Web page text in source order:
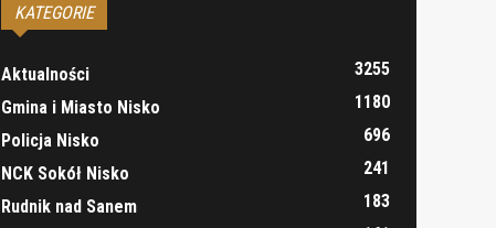
KATEGORIE
Aktualności
3255
Gmina i Miasto Nisko
1180
Policja Nisko
696
NCK Sokół Nisko
241
Rudnik nad Sanem
183